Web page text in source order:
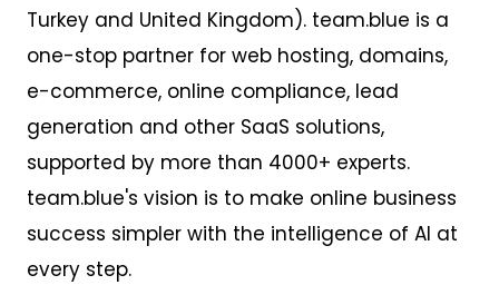
Turkey and United Kingdom). team.blue is a
one-stop partner for web hosting, domains,
e-commerce, online compliance, lead
generation and other SaaS solutions,
supported by more than 4000+ experts.
team.blue's vision is to make online business
success simpler with the intelligence of AI at
every step.